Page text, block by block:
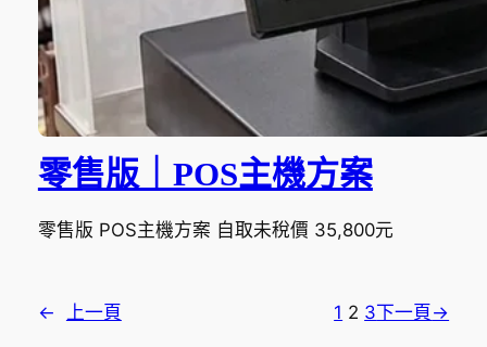
零售版｜POS主機方案
零售版 POS主機方案 自取未稅價 35,800元
← 上一頁 1 2 3下一頁 →